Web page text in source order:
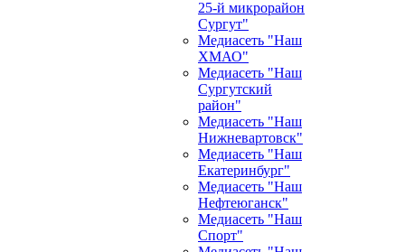
25-й микрорайон
Сургут"
Медиасеть "Наш
ХМАО"
Медиасеть "Наш
Сургутский
район"
Медиасеть "Наш
Нижневартовск"
Медиасеть "Наш
Екатеринбург"
Медиасеть "Наш
Нефтеюганск"
Медиасеть "Наш
Спорт"